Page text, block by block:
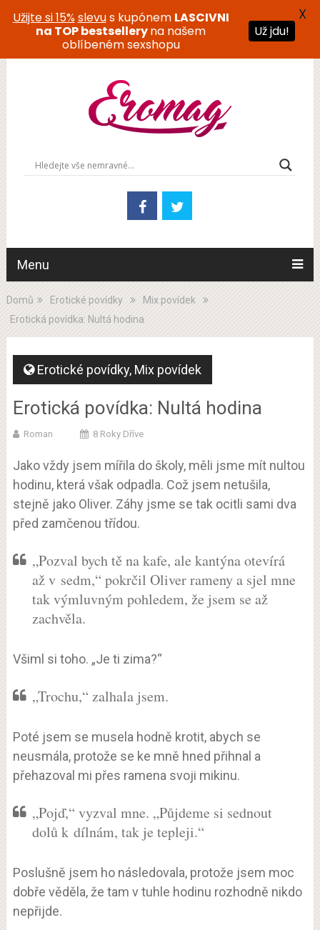
Menu
Domů Erotické povídky
Mix povídek
Erotická povídka: Nultá hodina
Erotické povídky, Mix povídek
Erotická povídka: Nultá hodina
Roman 8 Roky Dříve
Jako vždy jsem mířila do školy, měli jsme mít nultou
hodinu, která však odpadla. Což jsem netušila,
stejně jako Oliver. Záhy jsme se tak ocitli sami dva
před zamčenou třídou.
„Pozval bych tě na kafe, ale kantýna otevírá
až v sedm,“ pokrčil Oliver rameny a sjel mne
tak výmluvným pohledem, že jsem se až
zachvěla.
Všiml si toho. „Je ti zima?“
„Trochu,“ zalhala jsem.
Poté jsem se musela hodně krotit, abych se
neusmála, protože se ke mně hned přihnal a
přehazoval mi přes ramena svoji mikinu.
„Pojď,“ vyzval mne. „Půjdeme si sednout
dolů k dílnám, tak je tepleji.“
Poslušně jsem ho následovala, protože jsem moc
dobře věděla, že tam v tuhle hodinu rozhodně nikdo
nepřijde.
Užijte si 15%slevus kupónem LASCIVNI
na TOP bestselleryna našem
oblíbeném sexshopu
Už jdu!
X